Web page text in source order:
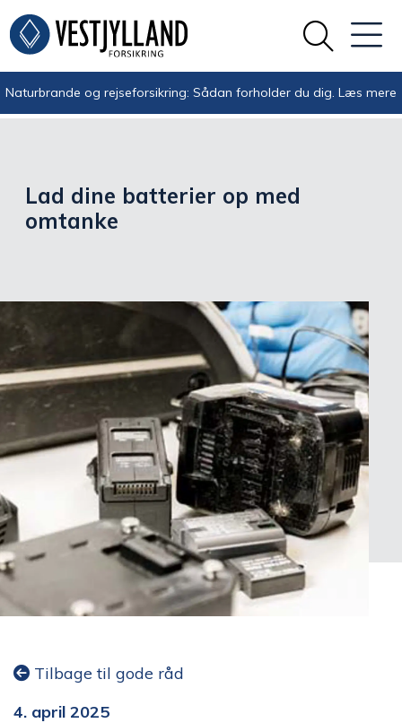
Naturbrande og rejseforsikring: Sådan forholder du dig. Læs mere
Lad dine batterier op med
omtanke
Tilbage til gode råd
4. april 2025